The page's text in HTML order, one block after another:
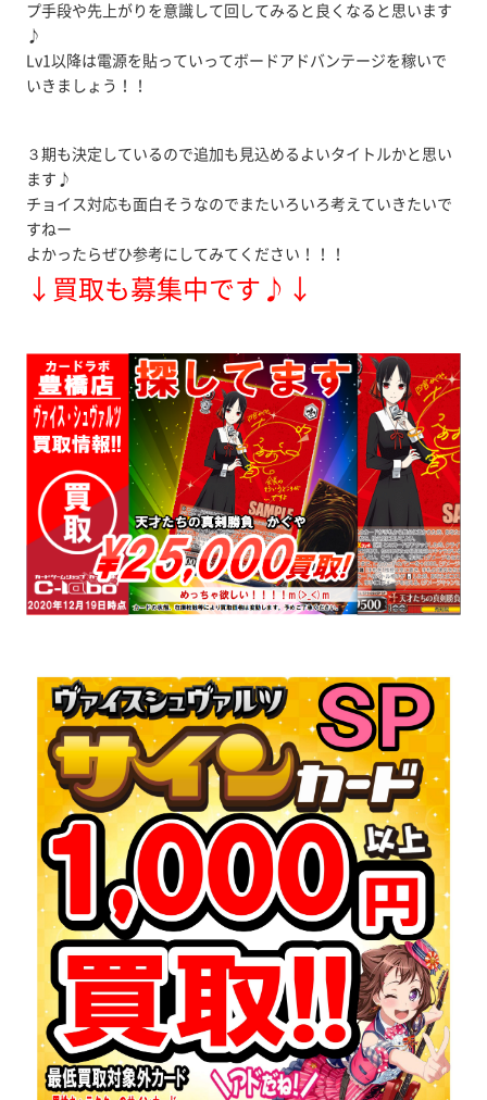
プ手段や先上がりを意識して回してみると良くなると思います
♪
Lv1以降は電源を貼っていってボードアドバンテージを稼いで
いきましょう！！
３期も決定しているので追加も見込めるよいタイトルかと思い
ます♪
チョイス対応も面白そうなのでまたいろいろ考えていきたいで
すねー
よかったらぜひ参考にしてみてください！！！
↓買取も募集中です♪↓